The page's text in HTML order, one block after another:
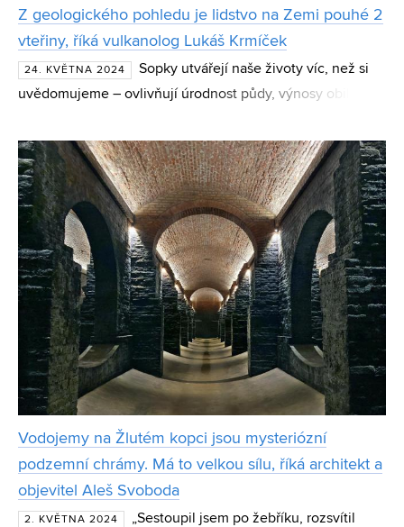
Z geologického pohledu je lidstvo na Zemi pouhé 2
vteřiny, říká vulkanolog Lukáš Krmíček
24. KVĚTNA 2024
Sopky utvářejí naše životy víc, než si
uvědomujeme – ovlivňují úrodnost půdy, výnosy obilí a
utváření evropských dějin. O fascinující svět vulkanic
Vodojemy na Žlutém kopci jsou mysteriózní
podzemní chrámy. Má to velkou sílu, říká architekt a
objevitel Aleš Svoboda
2. KVĚTNA 2024
„Sestoupil jsem po žebříku, rozsvítil